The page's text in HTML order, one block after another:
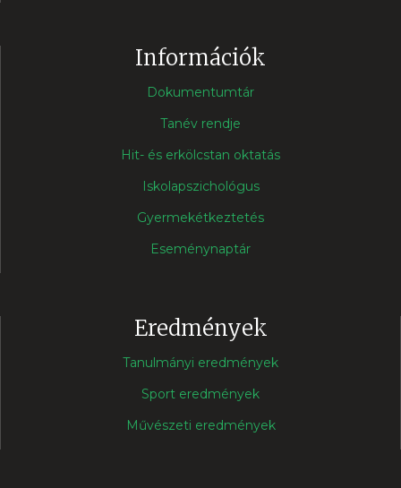
Információk
Dokumentumtár
Tanév rendje
Hit- és erkölcstan oktatás
Iskolapszichológus
Gyermekétkeztetés
Eseménynaptár
Eredmények
Tanulmányi eredmények
Sport eredmények
Művészeti eredmények